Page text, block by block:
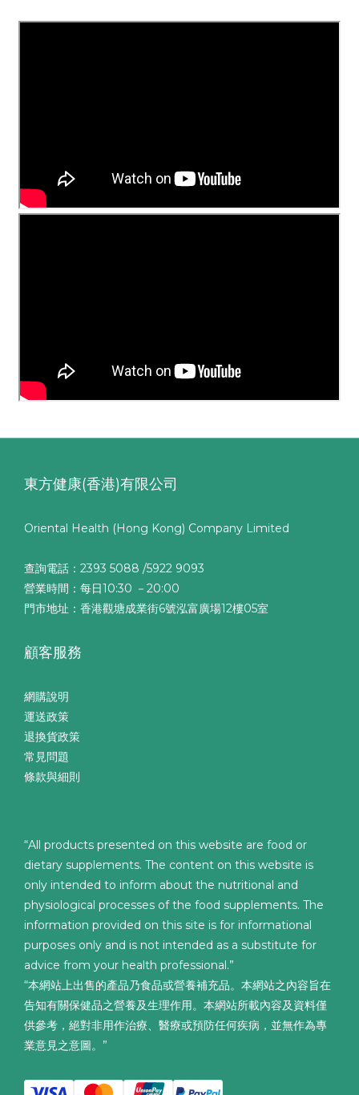
東方健康(香港)有限公司
Oriental Health (Hong Kong) Company Limited
查詢電話：2393 5088 /5922 9093
營業時間：每日10:30 －20:00
門市地址：香港觀塘成業街6號泓富廣場12樓05室
顧客服務
網購說明
運送政策
退換貨政策
常見問題
條款與細則
“All products presented on this website are food or
dietary supplements. The content on this website is
only intended to inform about the nutritional and
physiological processes of the food supplements. The
information provided on this site is for informational
purposes only and is not intended as a substitute for
advice from your health professional.”
“本網站上出售的產品乃食品或營養補充品。本網站之內容旨在
告知有關保健品之營養及生理作用。本網站所載內容及資料僅
供參考，絕對非用作治療、醫療或預防任何疾病，並無作為專
業意見之意圖。”